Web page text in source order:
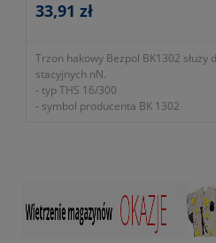
33,91 zł
Trzon hakowy Bezpol BK1302
stacyjnych nN.
- typ THS 16/300
- symbol producenta BK 1302
- wymiar M 16mm zgodnie z
galerii produktu
- wymiar L 300mm zgodnie z